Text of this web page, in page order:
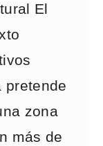
El
pretende
zona
más de